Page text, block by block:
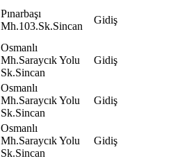
Pınarbaşı
Mh.103.Sk.Sincan
Gidiş
Osmanlı
Mh.Saraycık Yolu
Sk.Sincan
Gidiş
Osmanlı
Mh.Saraycık Yolu
Sk.Sincan
Gidiş
Osmanlı
Mh.Saraycık Yolu
Sk.Sincan
Gidiş